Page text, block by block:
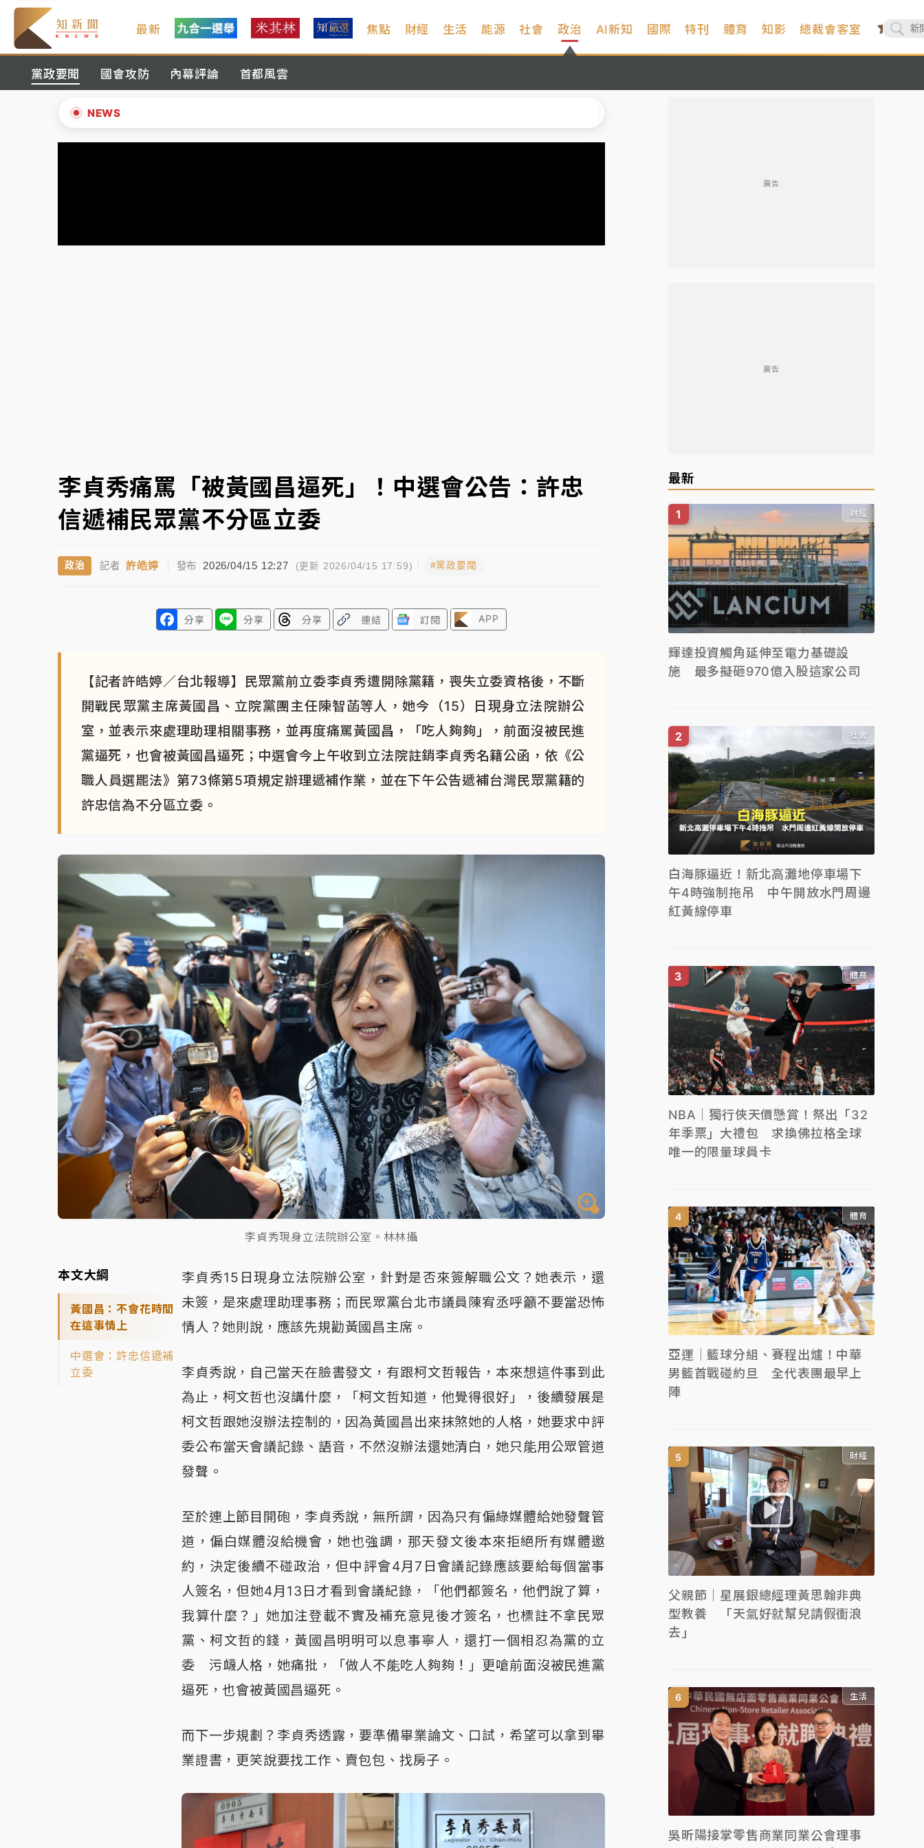
最新 焦點 財經 生活 能源 社會 政治
黨政要聞 國會攻防 內幕評論 首都風雲
AI新知 國際 特刊 體育 知影 總裁會客室
NEWS
白海豚逼近！新北高灘地停車場下午4時強制拖吊 中午開放水門周邊紅黃線停車
中颱白海豚環流掠北海！今明防劇烈降雨 東部高溫飆38度
周末精選｜ 慈濟遭詐10億完整始末曝！律師掮客大玩兩面手法 郭台銘、蔡英文成關鍵
李貞秀痛罵「被黃國昌逼死」！中選會公告：許忠
信遞補民眾黨不分區立委
政治 記者 許皓婷 發布 2026/04/15 12:27 (更新 2026/04/15 17:59) #黨政要聞
分享 分享 分享 連結 訂閱 APP
【記者許皓婷／台北報導】民眾黨前立委李貞秀遭開除黨籍，喪失立委資格後，不斷
開戰民眾黨主席黃國昌、立院黨團主任陳智菡等人，她今（15）日現身立法院辦公
室，並表示來處理助理相關事務，並再度痛罵黃國昌，「吃人夠夠」，前面沒被民進
黨逼死，也會被黃國昌逼死；中選會今上午收到立法院註銷李貞秀名籍公函，依《公
職人員選罷法》第73條第5項規定辦理遞補作業，並在下午公告遞補台灣民眾黨籍的
許忠信為不分區立委。
李貞秀現身立法院辦公室。林林攝
本文大綱
黃國昌：不會花時間
在這事情上
中選會：許忠信遞補
立委
李貞秀15日現身立法院辦公室，針對是否來簽解職公文？她表示，還
未簽，是來處理助理事務；而民眾黨台北市議員陳宥丞呼籲不要當恐怖
情人？她則說，應該先規勸黃國昌主席。
李貞秀說，自己當天在臉書發文，有跟柯文哲報告，本來想這件事到此
為止，柯文哲也沒講什麼，「柯文哲知道，他覺得很好」，後續發展是
柯文哲跟她沒辦法控制的，因為黃國昌出來抹煞她的人格，她要求中評
委公布當天會議記錄、語音，不然沒辦法還她清白，她只能用公眾管道
發聲。
至於連上節目開砲，李貞秀說，無所謂，因為只有偏綠媒體給她發聲管
道，偏白媒體沒給機會，她也強調，那天發文後本來拒絕所有媒體邀
約，決定後續不碰政治，但中評會4月7日會議記錄應該要給每個當事
人簽名，但她4月13日才看到會議紀錄，「他們都簽名，他們說了算，
我算什麼？」她加注登載不實及補充意見後才簽名，也標註不拿民眾
黨、柯文哲的錢，黃國昌明明可以息事寧人，還打一個相忍為黨的立
委 污衊人格，她痛批，「做人不能吃人夠夠！」更嗆前面沒被民進黨
逼死，也會被黃國昌逼死。
而下一步規劃？李貞秀透露，要準備畢業論文、口試，希望可以拿到畢
業證書，更笑說要找工作、賣包包、找房子。
廣告
廣告
最新
財經
輝達投資觸角延伸至電力基礎設
施 最多擬砸970億入股這家公司
社會
白海豚逼近！新北高灘地停車場下
午4時強制拖吊 中午開放水門周邊
紅黃線停車
體育
NBA｜獨行俠天價懸賞！祭出「32
年季票」大禮包 求換佛拉格全球
唯一的限量球員卡
體育
亞運｜籃球分組、賽程出爐！中華
男籃首戰碰約旦 全代表團最早上
陣
財經
父親節｜星展銀總經理黃思翰非典
型教養 「天氣好就幫兒請假衝浪
去」
生活
吳昕陽接掌零售商業同業公會理事